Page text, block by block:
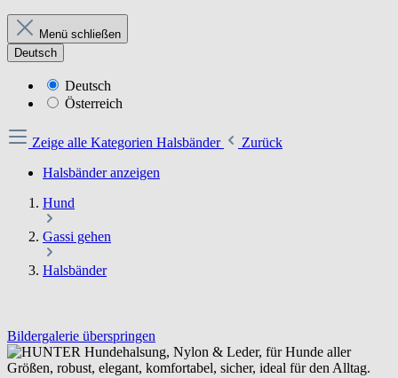
Menü schließen
Deutsch
Deutsch
Österreich
Zeige alle Kategorien Halsbänder
Zurück
Halsbänder anzeigen
Hund
Gassi gehen
Halsbänder
Bildergalerie überspringen